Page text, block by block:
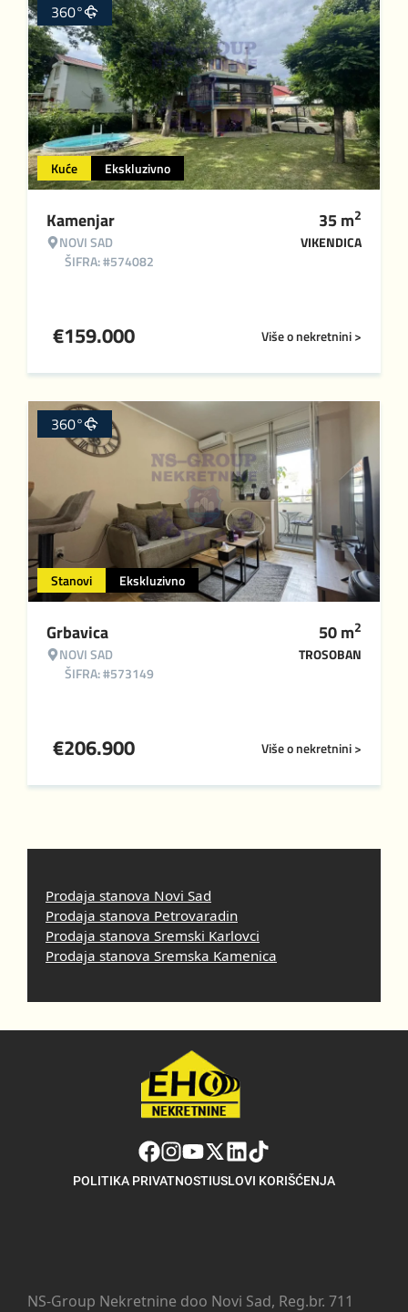
Kuće Ekskluzivno
360°
Kamenjar
NOVI SAD
ŠIFRA: #574082
35m2
VIKENDICA
Više o nekretnini >
€159.000
Stanovi Ekskluzivno
360°
Grbavica
NOVI SAD
ŠIFRA: #573149
50m2
TROSOBAN
Više o nekretnini >
€206.900
Prodaja stanova Novi Sad
Prodaja stanova Petrovaradin
Prodaja stanova Sremski Karlovci
Prodaja stanova Sremska Kamenica
POLITIKA PRIVATNOSTIUSLOVI KORIŠĆENJA
NS-Group Nekretnine doo Novi Sad, Reg.br. 711